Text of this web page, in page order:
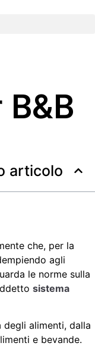
articolo
che, per la
agli
le norme sulla
sistema
degli alimenti, dalla
e bevande.